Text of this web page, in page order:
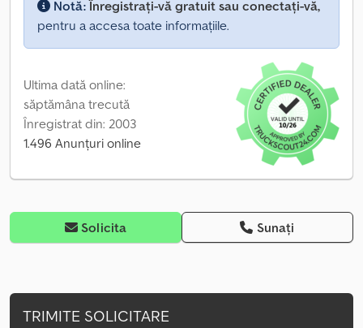
Notă:Înregistrați-vă gratuit sau conectați-vă,
pentru a accesa toate informațiile.
Ultima dată online:
săptămâna trecută
Înregistrat din: 2003
1.496 Anunțuri online
Solicita Sunați
TRIMITE SOLICITARE